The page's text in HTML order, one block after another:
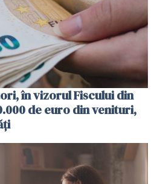
în vizorul Fiscului din
de euro din venituri,